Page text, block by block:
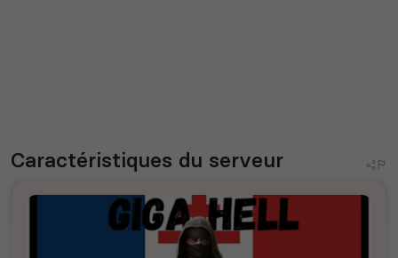
Caractéristiques du serveur